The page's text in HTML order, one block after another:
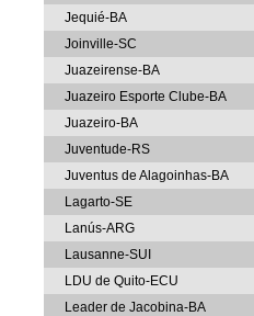
Jequié-BA
Joinville-SC
Juazeirense-BA
Juazeiro Esporte Clube-BA
Juazeiro-BA
Juventude-RS
Juventus de Alagoinhas-BA
Lagarto-SE
Lanús-ARG
Lausanne-SUI
LDU de Quito-ECU
Leader de Jacobina-BA